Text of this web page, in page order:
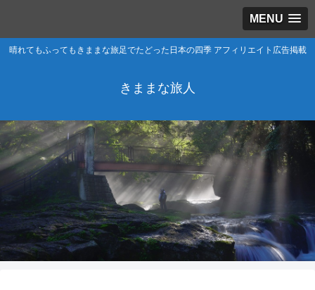
MENU
晴れてもふってもきままな旅足でたどった日本の四季 アフィリエイト広告掲載
きままな旅人